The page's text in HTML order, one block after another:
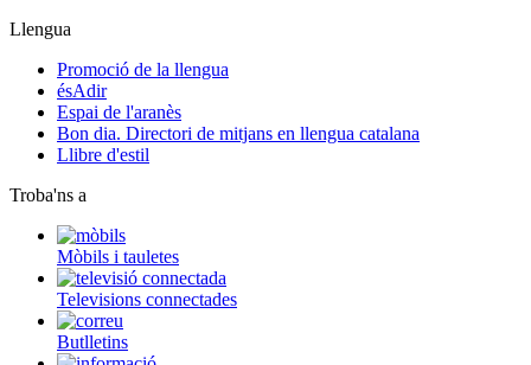
Llengua
Promoció de la llengua
ésAdir
Espai de l'aranès
Bon dia. Directori de mitjans en llengua catalana
Llibre d'estil
Troba'ns a
Mòbils i tauletes
Televisions connectades
Butlletins